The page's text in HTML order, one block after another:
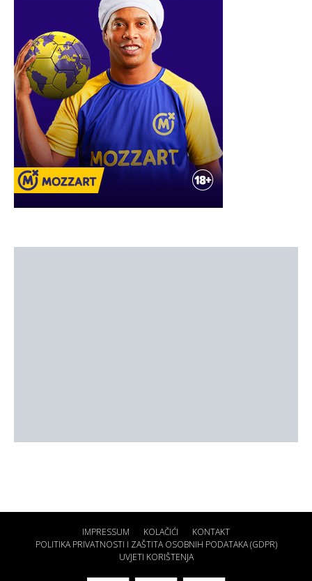
IMPRESSUM KOLAČIĆI
KONTAKT
POLITIKA PRIVATNOSTI I ZAŠTITA OSOBNIH PODATAKA (GDPR)
UVJETI KORIŠTENJA